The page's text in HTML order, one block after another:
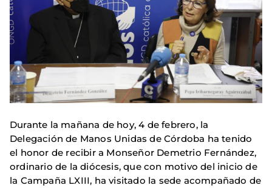
Durante la mañana de hoy, 4 de febrero, la
Delegación de Manos Unidas de Córdoba ha tenido
el honor de recibir a Monseñor Demetrio Fernández,
ordinario de la diócesis, que con motivo del inicio de
la Campaña LXIII, ha visitado la sede acompañado de